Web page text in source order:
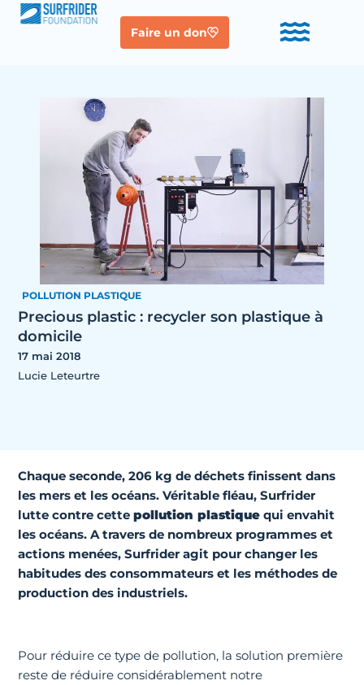
Faire un don
POLLUTION PLASTIQUE
Precious plastic : recycler son plastique à
domicile
17 mai 2018
Lucie Leteurtre
Chaque seconde, 206 kg de déchets finissent dans
les mers et les océans. Véritable fléau, Surfrider
lutte contre cettepollution plastique qui envahit
les océans. A travers de nombreux programmes et
actions menées, Surfrider agit pour changer les
habitudes des consommateurs et les méthodes de
production des industriels.
Pour réduire ce type de pollution, la solution première
reste de réduire considérablement notre